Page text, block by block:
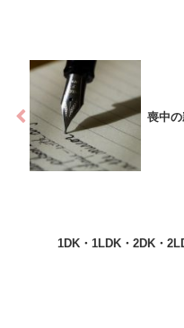
喪中
1DK・1LDK・2DK・